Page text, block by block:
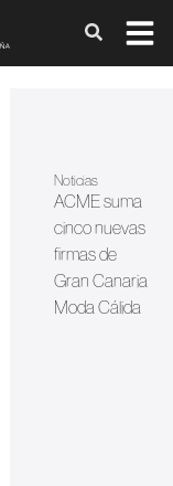
Noticias
ACME suma
cinco nuevas
firmas de
Gran Canaria
Moda Cálida